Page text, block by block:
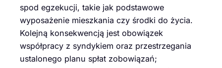
spod egzekucji, takie jak podstawowe
wyposażenie mieszkania czy środki do życia.
Kolejną konsekwencją jest obowiązek
współpracy z syndykiem oraz przestrzegania
ustalonego planu spłat zobowiązań;